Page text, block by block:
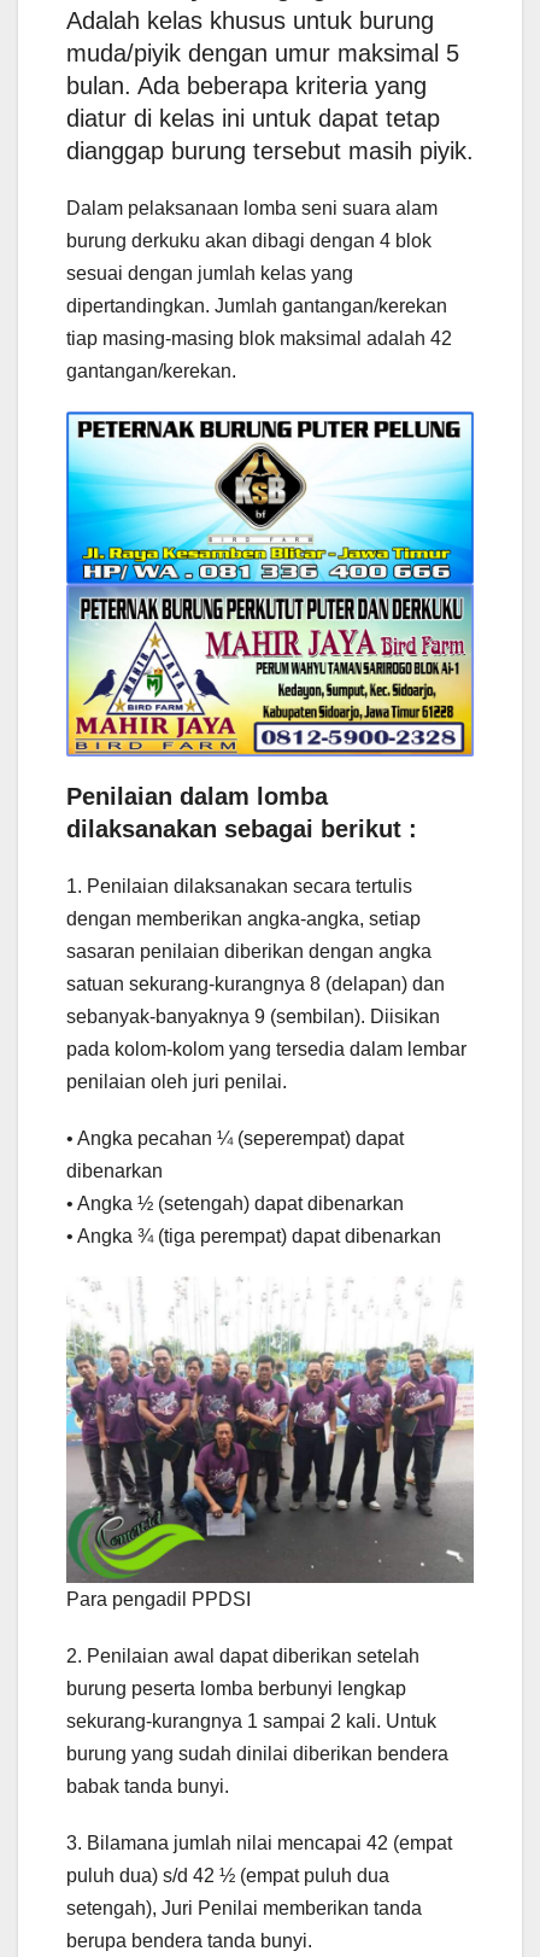
Adalah kelas khusus untuk burung
muda/piyik dengan umur maksimal 5
bulan. Ada beberapa kriteria yang
diatur di kelas ini untuk dapat tetap
dianggap burung tersebut masih piyik.
Dalam pelaksanaan lomba seni suara alam
burung derkuku akan dibagi dengan 4 blok
sesuai dengan jumlah kelas yang
dipertandingkan. Jumlah gantangan/kerekan
tiap masing-masing blok maksimal adalah 42
gantangan/kerekan.
Penilaian dalam lomba
dilaksanakan sebagai berikut :
1. Penilaian dilaksanakan secara tertulis
dengan memberikan angka-angka, setiap
sasaran penilaian diberikan dengan angka
satuan sekurang-kurangnya 8 (delapan) dan
sebanyak-banyaknya 9 (sembilan). Diisikan
pada kolom-kolom yang tersedia dalam lembar
penilaian oleh juri penilai.
• Angka pecahan ¼ (seperempat) dapat
dibenarkan
• Angka ½ (setengah) dapat dibenarkan
• Angka ¾ (tiga perempat) dapat dibenarkan
Para pengadil PPDSI
2. Penilaian awal dapat diberikan setelah
burung peserta lomba berbunyi lengkap
sekurang-kurangnya 1 sampai 2 kali. Untuk
burung yang sudah dinilai diberikan bendera
babak tanda bunyi.
3. Bilamana jumlah nilai mencapai 42 (empat
puluh dua) s/d 42 ½ (empat puluh dua
setengah), Juri Penilai memberikan tanda
berupa bendera tanda bunyi.